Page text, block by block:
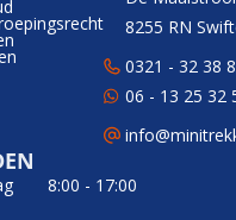
8255 RN
0321 - 32 38
06 - 13 25 32
8:00 - 17:00